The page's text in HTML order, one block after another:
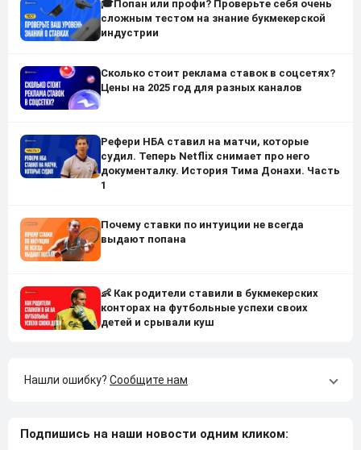
🎓Попан или профи? Проверьте себя очень
сложным тестом на знание букмекерской
индустрии
Сколько стоит реклама ставок в соцсетях?
Цены на 2025 год для разных каналов
Рефери НБА ставил на матчи, которые
судил. Теперь Netflix снимает про него
документалку. История Тима Донахи. Часть
1
Почему ставки по интуиции не всегда
выдают попана
👶 Как родители ставили в букмекерских
конторах на футбольные успехи своих
детей и срывали куш
Нашли ошибку? Сообщите нам
Подпишись на наши новости одним кликом: